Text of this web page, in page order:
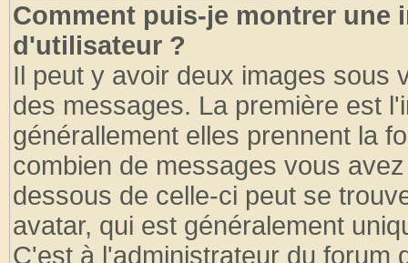
Comment puis-je montrer une
d'utilisateur ?
Il peut y avoir deux images sous
des messages. La première est
générallement elles prennent la
combien de messages vous
dessous de celle-ci peut se
avatar, qui est généralement
C'est à l'administrateur du forum